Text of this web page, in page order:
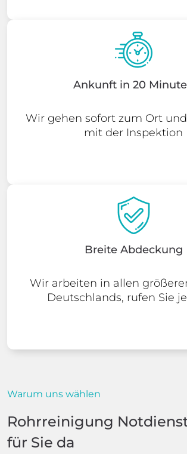
Ankunft in 20
Wir gehen sofort zum Ort
mit der Inspektion
Breite Abdeckung
Wir arbeiten in allen
Deutschlands, rufen Sie
Warum uns wählen
Rohrreinigung
für Sie da